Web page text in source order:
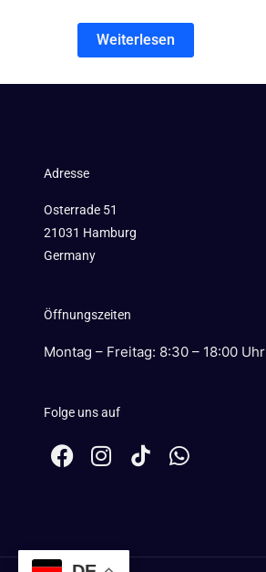
Weiterlesen
Adresse
Osterrade 51
21031 Hamburg
Germany
Öffnungszeiten
Montag – Freitag: 8:30 – 18:00 Uhr
Folge uns auf
F
a
o
I
n
g
W
h
a